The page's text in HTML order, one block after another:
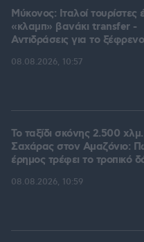
Μύκονος: Ιταλοί τουρίστες
«κλαμπ» βανάκι transfer -
Αντιδράσεις για το
08.08.2026, 10:57
Το ταξίδι σκόνης 2.500
Σαχάρας στον Αμαζόνιο:
έρημος τρέφει το τροπικό
08.08.2026, 10:59